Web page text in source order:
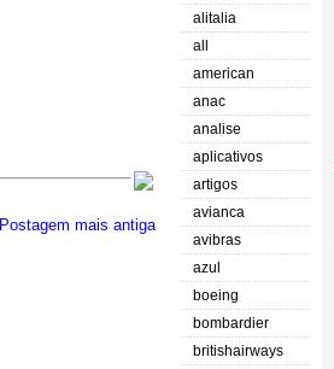
Postagem mais antiga
alitalia
all
american
anac
analise
aplicativos
artigos
avianca
avibras
azul
boeing
bombardier
britishairways